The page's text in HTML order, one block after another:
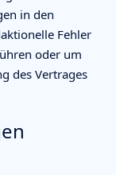
in den
Fehler
oder um
des Vertrages